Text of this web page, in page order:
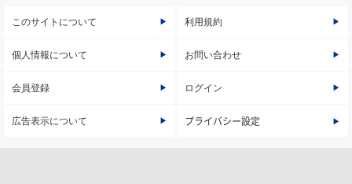
このサイトについて 利用規約
個人情報について お問い合わせ
会員登録 ログイン
広告表示について プライバシー設定